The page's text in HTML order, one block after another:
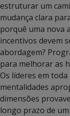
estruturar um
mudança clara
porquê uma nova
incentivos devem
abordagem?
para melhorar as
Os líderes em
mentalidades
dimensões
longo prazo de